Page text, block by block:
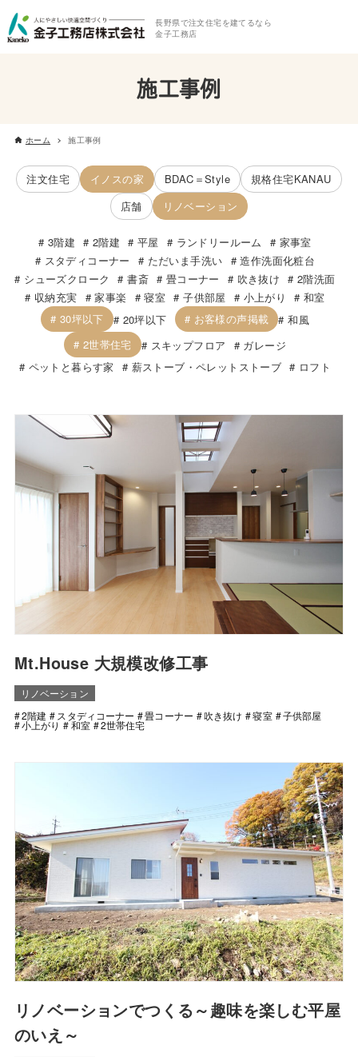
長野県で注文住宅を建てるなら
金子工務店
施工事例
ホーム 施工事例
注文住宅 イノスの家 BDAC＝Style
規格住宅KANAU
店舗
リノベーション
3階建 2階建 平屋 ランドリールーム
家事室
スタディコーナー
ただいま手洗い
造作洗面化粧台
シューズクローク
書斎 畳コーナー 吹き抜け
2階洗面
収納充実
家事楽 寝室 子供部屋 小上がり
和室
30坪以下
20坪以下 お客様の声掲載
和風
2世帯住宅
スキップフロア
ガレージ
ペットと暮らす家
薪ストーブ・ペレットストーブ ロフト
Mt.House 大規模改修工事
リノベーション
2階建
スタディコーナー 畳コーナー 吹き抜け 寝室 子供部屋
小上がり 和室 2世帯住宅
リノベーションでつくる～趣味を楽しむ平屋
のいえ～